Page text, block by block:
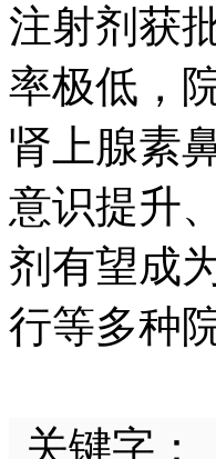
注射剂获
率极低，
肾上腺素
意识提升
剂有望成
行等多种
关键字：